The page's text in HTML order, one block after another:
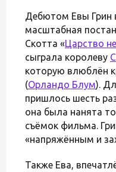
Дебютом Евы Грин
масштабная
Скотта «Царство
сыграла королеву
которую влюблён
(Орландо Блум).
пришлось шесть
она была нанята
съёмок фильма.
«напряжённым и
Также Ева,